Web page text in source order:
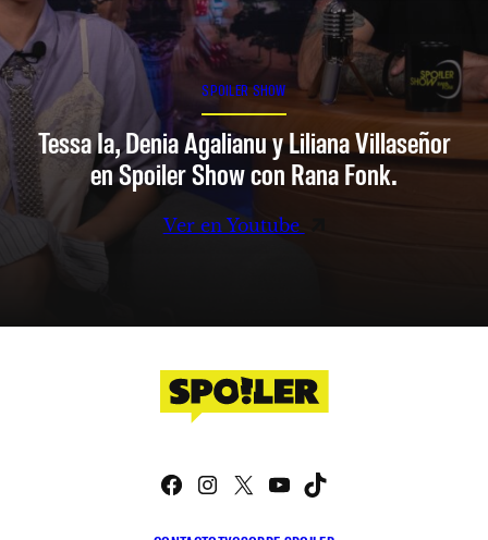
SPOILER SHOW
Tessa Ia, Denia Agalianu y Liliana Villaseñor
en Spoiler Show con Rana Fonk.
Ver en Youtube
Facebook
Instagram
X YouTube